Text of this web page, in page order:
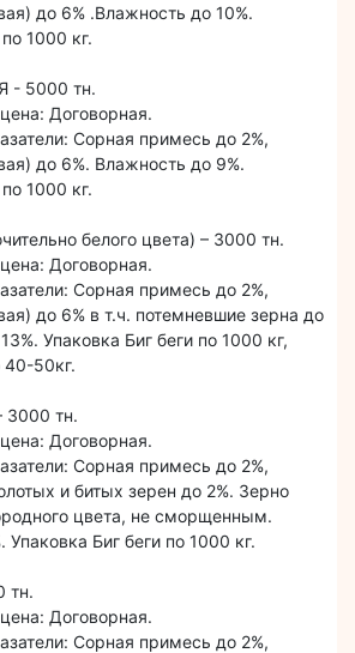
до 6% .Влажность до 10%.
1000 кг.
- 5000 тн.
Договорная.
Сорная примесь до 2%,
до 6%. Влажность до 9%.
1000 кг.
белого цвета) – 3000 тн.
Договорная.
Сорная примесь до 2%,
до 6% в т.ч. потемневшие зерна до
Упаковка Биг беги по 1000 кг,
50кг.
3000 тн.
Договорная.
Сорная примесь до 2%,
и битых зерен до 2%. Зерно
цвета, не сморщенным.
Упаковка Биг беги по 1000 кг.
тн.
Договорная.
Сорная примесь до 2%,